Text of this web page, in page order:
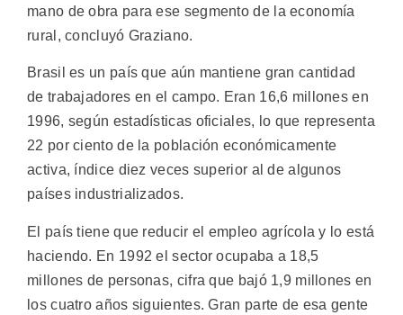
mano de obra para ese segmento de la economía
rural, concluyó Graziano.
Brasil es un país que aún mantiene gran cantidad
de trabajadores en el campo. Eran 16,6 millones en
1996, según estadísticas oficiales, lo que representa
22 por ciento de la población económicamente
activa, índice diez veces superior al de algunos
países industrializados.
El país tiene que reducir el empleo agrícola y lo está
haciendo. En 1992 el sector ocupaba a 18,5
millones de personas, cifra que bajó 1,9 millones en
los cuatro años siguientes. Gran parte de esa gente